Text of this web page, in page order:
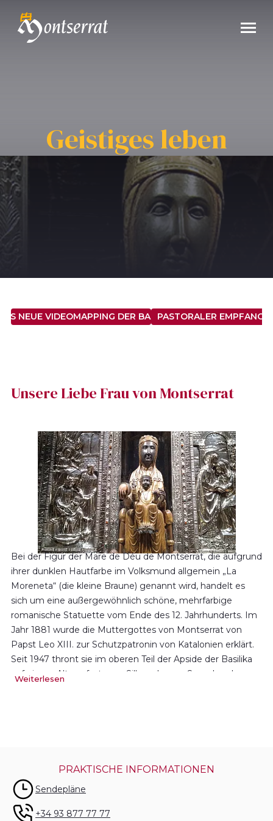
Geistiges leben
NEUE VIDEOMAPPING DER BASILIKA SANTA MARIA
PASTORALER EMPFANG
Unsere Liebe Frau von Montserrat
Bei der Figur der Mare de Déu de Montserrat, die aufgrund
ihrer dunklen Hautfarbe im Volksmund allgemein „La
Moreneta“ (die kleine Braune) genannt wird, handelt es
sich um eine außergewöhnlich schöne, mehrfarbige
romanische Statuette vom Ende des 12. Jahrhunderts. Im
Jahr 1881 wurde die Muttergottes von Montserrat von
Papst Leo XIII. zur Schutzpatronin von Katalonien erklärt.
Seit 1947 thront sie im oberen Teil der Apside der Basilika
auf einem Altaraufsatz aus Silber, der aus Spenden der
zentraler Position auf dem Schoß hält. Mutter und Kind
tragen beide eine Krone.
In der ausgestreckten rechten Hand hält die Madonna
Weiterlesen
PRAKTISCHE INFORMATIONEN
Sendepläne
+34 93 877 77 77